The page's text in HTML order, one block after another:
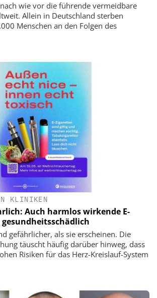
wie vor die führende vermeidbare
Allein in Deutschland sterben
Menschen an den Folgen des
KLINIKEN
Auch harmlos wirkende E-
gefährlicher, als sie erscheinen. Die
täuscht häufig darüber hinweg, dass
Risiken für das Herz-Kreislauf-System